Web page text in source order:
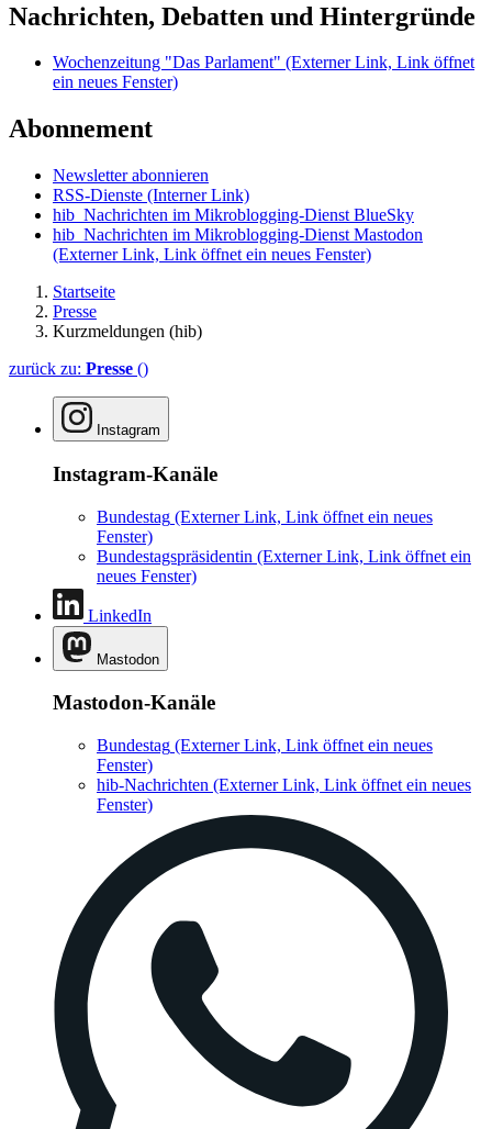
Nachrichten, Debatten und Hintergründe
Wochenzeitung "Das Parlament" (Externer Link, Link öffnet
ein neues Fenster)
Abonnement
Newsletter abonnieren
RSS-Dienste (Interner Link)
hib_Nachrichten im Mikroblogging-Dienst BlueSky
hib_Nachrichten im Mikroblogging-Dienst Mastodon
(Externer Link, Link öffnet ein neues Fenster)
Startseite
Presse
Kurzmeldungen (hib)
zurück zu: Presse ()
Instagram
Instagram-Kanäle
Bundestag (Externer Link, Link öffnet ein neues
Fenster)
Bundestagspräsidentin (Externer Link, Link öffnet ein
neues Fenster)
LinkedIn
Mastodon
Mastodon-Kanäle
Bundestag (Externer Link, Link öffnet ein neues
Fenster)
hib-Nachrichten (Externer Link, Link öffnet ein neues
Fenster)